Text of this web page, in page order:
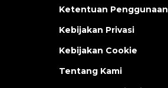
Ketentuan Penggunaan
Kebijakan Privasi
Kebijakan Cookie
Tentang Kami